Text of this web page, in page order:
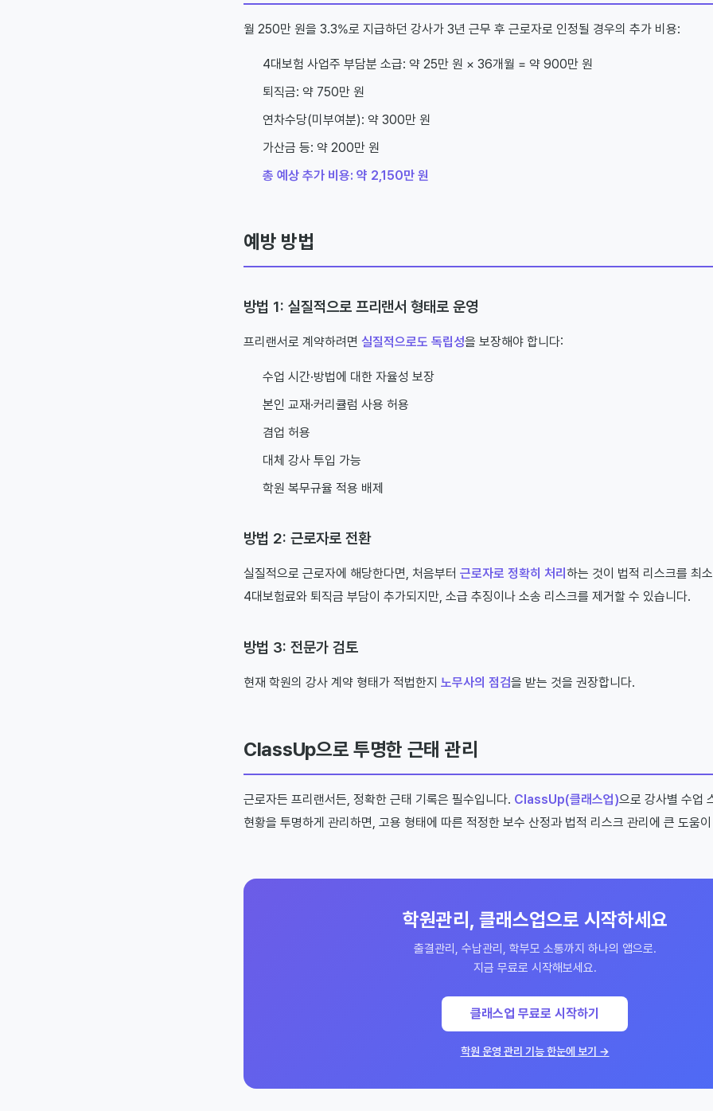
월 250만 원을 3.3%로 지급하던 강사가 3년 근무 후 근로자로 인정될 경우의 추가 비용:
4대보험 사업주 부담분 소급: 약 25만 원 × 36개월 = 약 900만 원
퇴직금: 약 750만 원
연차수당(미부여분): 약 300만 원
가산금 등: 약 200만 원
총 예상 추가 비용: 약 2,150만 원
예방 방법
방법 1: 실질적으로 프리랜서 형태로 운영
프리랜서로 계약하려면 실질적으로도 독립성을 보장해야 합니다:
수업 시간·방법에 대한 자율성 보장
본인 교재·커리큘럼 사용 허용
겸업 허용
대체 강사 투입 가능
학원 복무규율 적용 배제
방법 2: 근로자로 전환
실질적으로 근로자에 해당한다면, 처음부터 근로자로 정확히 처리 하는 것이 법적 리스크를 최
4대보험료와 퇴직금 부담이 추가되지만, 소급 추징이나 소송 리스크를 제거할 수 있습니다.
방법 3: 전문가 검토
현재 학원의 강사 계약 형태가 적법한지 노무사의 점검을 받는 것을 권장합니다.
ClassUp으로 투명한 근태 관리
근로자든 프리랜서든, 정확한 근태 기록은 필수입니다. ClassUp(클래스업)으로 강사별 수업
현황을 투명하게 관리하면, 고용 형태에 따른 적정한 보수 산정과 법적 리스크 관리에 큰 도움
학원관리, 클래스업으로 시작하세요
출결관리, 수납관리, 학부모 소통까지 하나의 앱으로.
지금 무료로 시작해보세요.
클래스업 무료로 시작하기
학원 운영 관리 기능 한눈에 보기 →